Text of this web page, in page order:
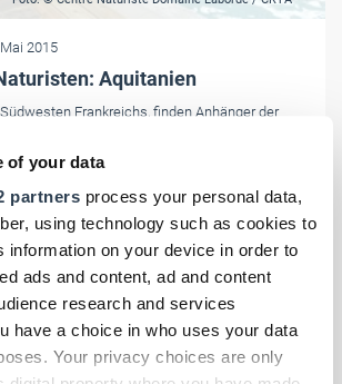
of your data
partners process your personal data,
using technology such as cookies to
information on your device in order to
ads and content, ad and content
research and services
have a choice in who uses your data
Your privacy choices are only
2015
Aquitanien
Frankreichs, finden Anhänger der
ganz auf ihre Bedürfnisse zugeschnitten sind.